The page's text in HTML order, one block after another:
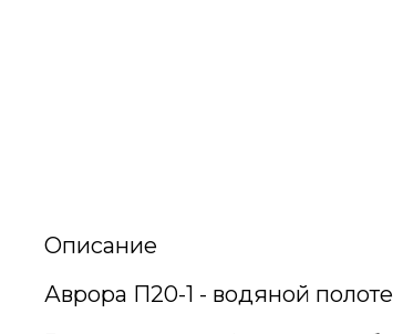
Описание
Аврора П20-1 - водяной